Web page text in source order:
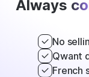
Always
No
Qwant
French